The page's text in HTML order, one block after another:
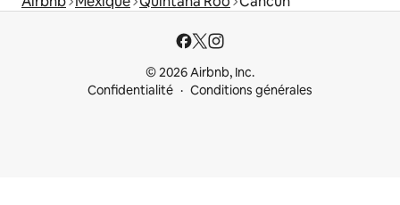
© 2026 Airbnb, Inc.
Confidentialité
Conditions générales